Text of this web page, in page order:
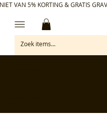
VAN 5% KORTING & GRATIS